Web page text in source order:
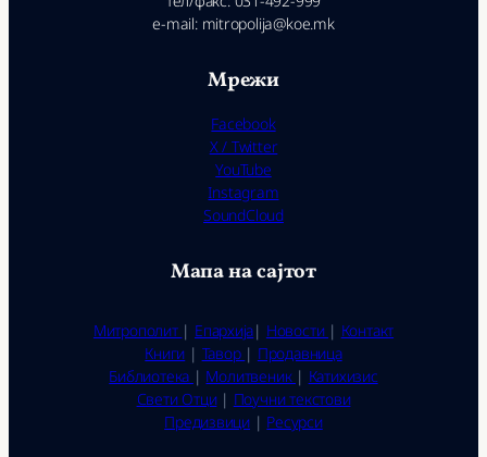
e-mail: mitropolija@koe.mk
Мрежи
Facebook
X / Twitter
YouTube
Instagram
SoundCloud
Мапа на сајтот
Митрополит | Епархија| Новости | Контакт
Книги | Тавор | Продавница
Библиотека | Молитвеник | Катихизис
Свети Отци| Поучни текстови
Предизвици | Ресурси